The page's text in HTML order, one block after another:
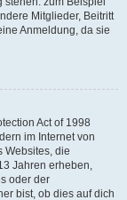
Mitglieder, Beitritt
Anmeldung, da sie
Act of 1998
im Internet von
Websites, die
Jahren erheben,
oder der
bist, ob dies auf dich